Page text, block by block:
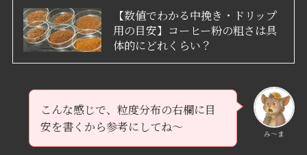
【数値でわかる中挽き・ドリップ
用の目安】コーヒー粉の粗さは具
体的にどれくらい？
み〜ま
こんな感じで、粒度分布の右欄に目
安を書くから参考にしてね～